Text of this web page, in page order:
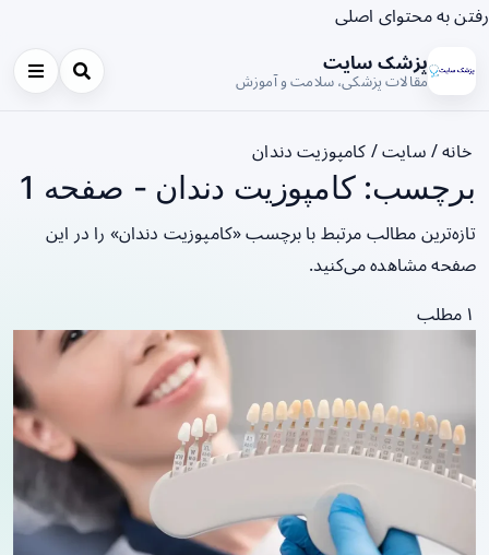
رفتن به محتوای اصلی
پزشک سایت
مقالات پزشکی، سلامت و آموزش
خانه/ سایت/ کامپوزیت دندان
برچسب: کامپوزیت دندان - صفحه 1
تازه‌ترین مطالب مرتبط با برچسب «کامپوزیت دندان» را در این
صفحه مشاهده می‌کنید.
۱ مطلب